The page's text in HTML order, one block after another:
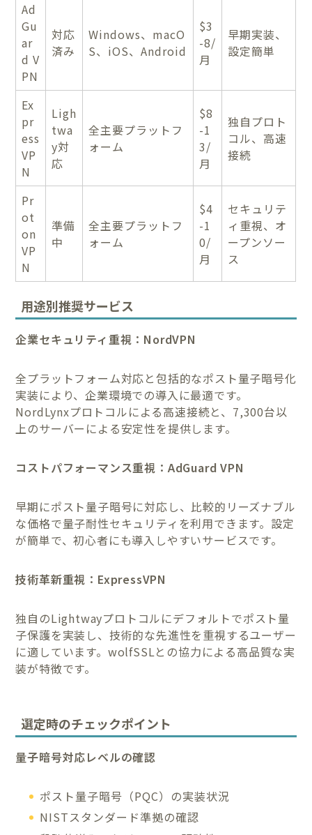
Ad
Gu
ar
d V
PN
対応
済み
Windows、macO
S、iOS、Android
$3
-8/
月
早期実装、
設定簡単
Ex
pr
ess
VP
N
Ligh
twa
y対
応
全主要プラットフ
ォーム
$8
-1
3/
月
独自プロト
コル、高速
接続
Pr
ot
on
VP
N
準備
中
全主要プラットフ
ォーム
$4
-1
0/
月
セキュリテ
ィ重視、オ
ープンソー
ス
用途別推奨サービス
企業セキュリティ重視：NordVPN
全プラットフォーム対応と包括的なポスト量子暗号化
実装により、企業環境での導入に最適です。
NordLynxプロトコルによる高速接続と、7,300台以
上のサーバーによる安定性を提供します。
コストパフォーマンス重視：AdGuard VPN
早期にポスト量子暗号に対応し、比較的リーズナブル
な価格で量子耐性セキュリティを利用できます。設定
が簡単で、初心者にも導入しやすいサービスです。
技術革新重視：ExpressVPN
独自のLightwayプロトコルにデフォルトでポスト量
子保護を実装し、技術的な先進性を重視するユーザー
に適しています。wolfSSLとの協力による高品質な実
装が特徴です。
選定時のチェックポイント
量子暗号対応レベルの確認
ポスト量子暗号（PQC）の実装状況
NISTスタンダード準拠の確認